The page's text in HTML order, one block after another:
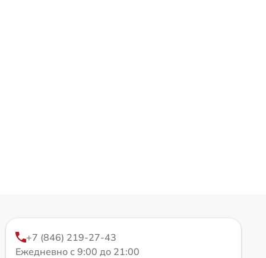
+7 (846) 219-27-43
Ежедневно с 9:00 до 21:00